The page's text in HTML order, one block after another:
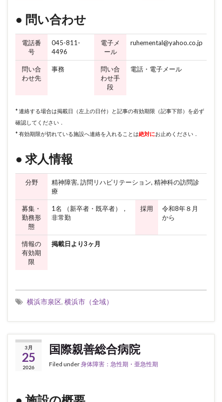
● 問い合わせ
電話番
号
045-811-
4496
電子メ
ール
ruhemental@yahoo.co.jp
問い合
わせ先
事務
問い合
わせ手
段
電話・電子メール
* 連絡する場合は掲載日（左上の日付）と記事の有効期限（記事下部）を必ず
確認してください．
* 有効期限が切れている施設へ連絡を入れることは絶対にお止めください．
● 求人情報
分野
精神障害, 訪問リハビリテーション, 精神科の訪問診
療
募集・
勤務形
態
1名 （新卒者・既卒者），
非常勤
採用
令和8年８月
から
情報の
有効期
限
掲載日より3ヶ月
横浜市泉区, 横浜市（全域）
3月
25
2026
国際親善総合病院
Filed under身体障害：急性期・亜急性期